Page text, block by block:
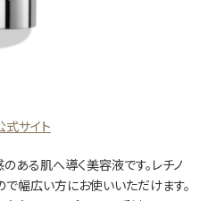
式サイト
ある肌へ導く美容液です。レチノ
幅広い方にお使いいただけます。